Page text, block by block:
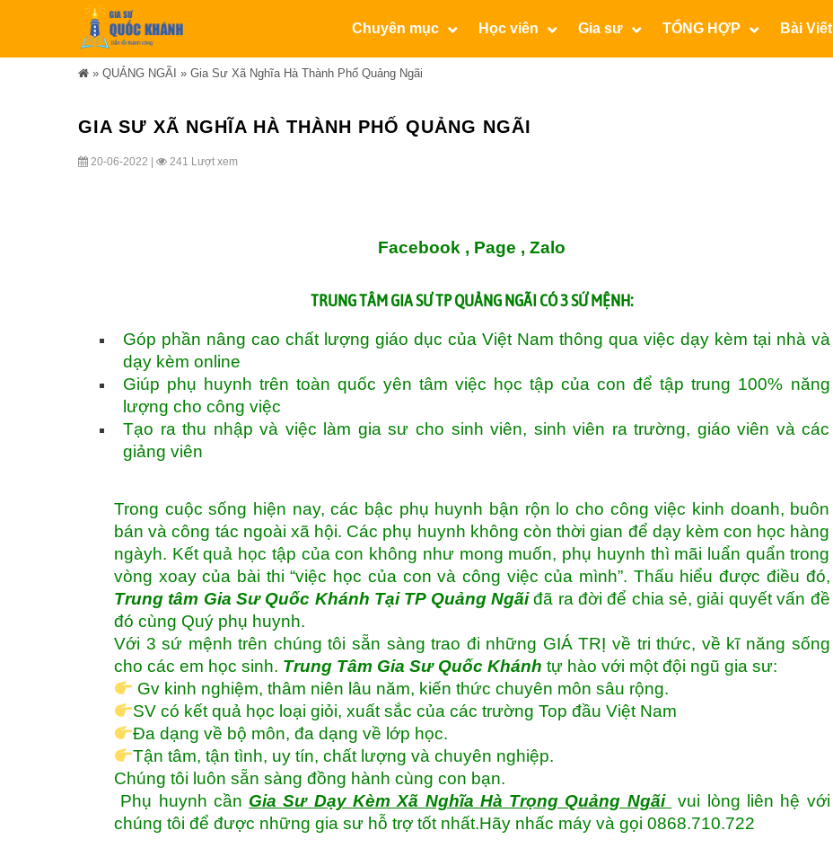
Chuyên mục Học viên Gia sư TỔNG HỢP Bài Viết
» QUẢNG NGÃI » Gia Sư Xã Nghĩa Hà Thành Phố Quảng Ngãi
GIA SƯ XÃ NGHĨA HÀ THÀNH PHỐ QUẢNG NGÃI
20-06-2022 | 241 Lượt xem
Facebook , Page ,Zalo
TRUNG TÂMGIA SƯ TP QUẢNG NGÃI CÓ 3 SỨ MỆNH:
Góp phần nâng cao chất lượng giáo dục của Việt Nam thông qua việc dạy kèm tại nhà và
dạy kèm online
Giúp phụ huynh trên toàn quốc yên tâm việc học tập của con để tập trung 100% năng
lượng cho công việc
Tạo ra thu nhập và việc làm gia sư cho sinh viên, sinh viên ra trường, giáo viên và các
giảng viên
Trong cuộc sống hiện nay, các bậc phụ huynh bận rộn lo cho công việc kinh doanh, buôn
bán và công tác ngoài xã hội. Các phụ huynh không còn thời gian để dạy kèm con học hàng
ngàyh. Kết quả học tập của con không như mong muốn, phụ huynh thì mãi luẩn quẩn trong
vòng xoay của bài thi “việc học của con và công việc của mình”. Thấu hiểu được điều đó,
Trung tâm Gia Sư Quốc Khánh Tại TP Quảng Ngãiđã ra đời để chia sẻ, giải quyết vấn đề
đó cùng Quý phụ huynh.
Với 3 sứ mệnh trên chúng tôi sẵn sàng trao đi những GIÁ TRỊ về tri thức, về kĩ năng sống
cho các em học sinh. Trung Tâm Gia Sư Quốc Khánh tự hào với một đội ngũ gia sư:
Gv kinh nghiệm, thâm niên lâu năm, kiến thức chuyên môn sâu rộng.
SV có kết quả học loại giỏi, xuất sắc của các trường Top đầu Việt Nam
Đa dạng về bộ môn, đa dạng về lớp học.
Tận tâm, tận tình, uy tín, chất lượng và chuyên nghiệp.
Chúng tôi luôn sẵn sàng đồng hành cùng con bạn.
Phụ huynh cần Gia Sư Dạy Kèm Xã Nghĩa Hà Trọng Quảng Ngãi
vui lòng liên hệ với
chúng tôi để được những gia sư hỗ trợ tốt nhất.Hãy nhấc máy và gọi 0868.710.722